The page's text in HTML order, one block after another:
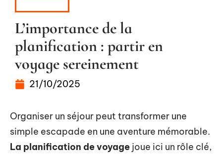
L’importance de la
planification : partir en
voyage sereinement
21/10/2025
Organiser un séjour peut transformer une
simple escapade en une aventure mémorable.
La planification de voyage joue ici un rôle clé,